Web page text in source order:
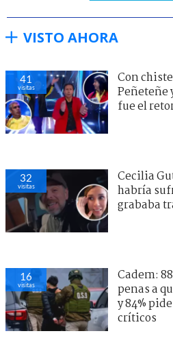
VISTO AHORA
41
visitas
Con
Peñeteñe
fue el
32
visitas
Cecilia
habría
grababa
16
visitas
Cadem:
penas a
y 84%
críticos